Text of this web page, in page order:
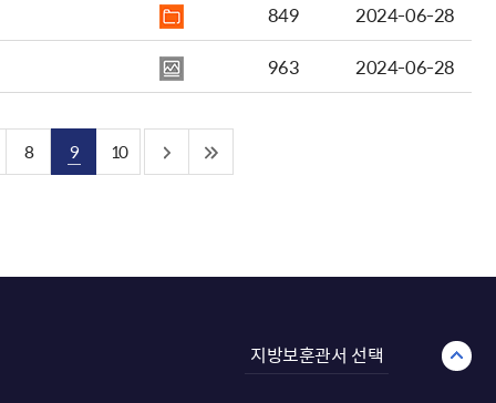
849
2024-06-28
963
2024-06-28
8 9 10
지방보훈관서 선택